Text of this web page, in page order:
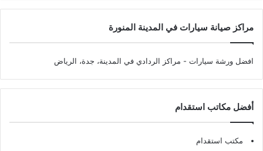
مراكز صيانة سيارات في المدينة المنورة
افضل ورشة سيارات - مراكز الردادي في المدينة، جدة، الرياض
أفضل مكاتب استقدام
مكتب استقدام